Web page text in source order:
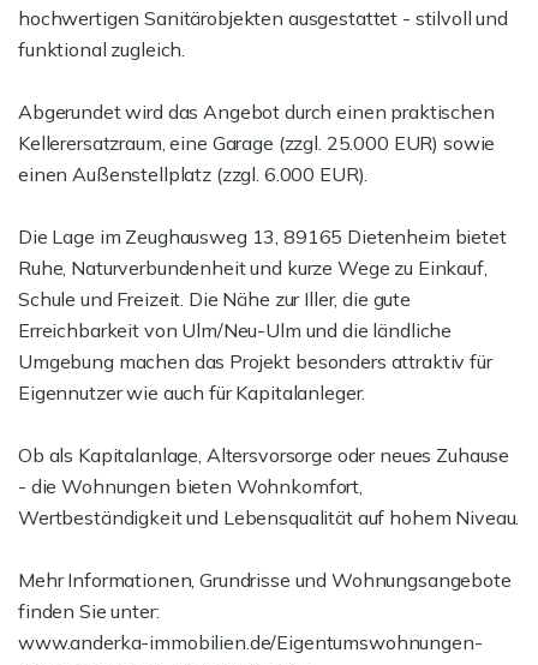
hochwertigen Sanitärobjekten ausgestattet - stilvoll und
funktional zugleich.
Abgerundet wird das Angebot durch einen praktischen
Kellerersatzraum, eine Garage (zzgl. 25.000 EUR) sowie
einen Außenstellplatz (zzgl. 6.000 EUR).
Die Lage im Zeughausweg 13, 89165 Dietenheim bietet
Ruhe, Naturverbundenheit und kurze Wege zu Einkauf,
Schule und Freizeit. Die Nähe zur Iller, die gute
Erreichbarkeit von Ulm/Neu-Ulm und die ländliche
Umgebung machen das Projekt besonders attraktiv für
Eigennutzer wie auch für Kapitalanleger.
Ob als Kapitalanlage, Altersvorsorge oder neues Zuhause
- die Wohnungen bieten Wohnkomfort,
Wertbeständigkeit und Lebensqualität auf hohem Niveau.
Mehr Informationen, Grundrisse und Wohnungsangebote
finden Sie unter:
www.anderka-immobilien.de/Eigentumswohnungen-